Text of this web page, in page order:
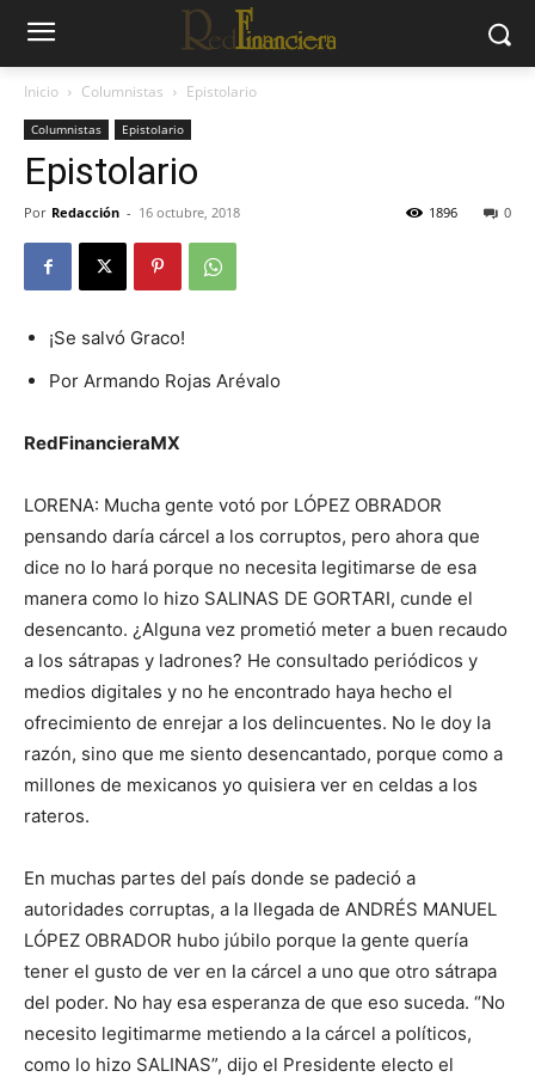
Inicio Columnistas Epistolario
Columnistas Epistolario
Epistolario
Por Redacción - 16 octubre, 2018 0
1896
¡Se salvó Graco!
Por Armando Rojas Arévalo
RedFinancieraMX
LORENA: Mucha gente votó por LÓPEZ OBRADOR
pensando daría cárcel a los corruptos, pero ahora que
dice no lo hará porque no necesita legitimarse de esa
manera como lo hizo SALINAS DE GORTARI, cunde el
desencanto. ¿Alguna vez prometió meter a buen recaudo
a los sátrapas y ladrones? He consultado periódicos y
medios digitales y no he encontrado haya hecho el
ofrecimiento de enrejar a los delincuentes. No le doy la
razón, sino que me siento desencantado, porque como a
millones de mexicanos yo quisiera ver en celdas a los
rateros.
En muchas partes del país donde se padeció a
autoridades corruptas, a la llegada de ANDRÉS MANUEL
LÓPEZ OBRADOR hubo júbilo porque la gente quería
tener el gusto de ver en la cárcel a uno que otro sátrapa
del poder. No hay esa esperanza de que eso suceda. “No
necesito legitimarme metiendo a la cárcel a políticos,
como lo hizo SALINAS”, dijo el Presidente electo el